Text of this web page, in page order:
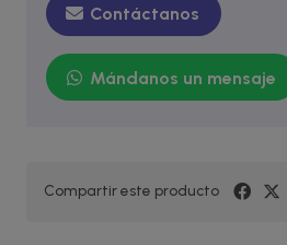
Contáctanos
Mándanos un mensaje
Compartir este producto